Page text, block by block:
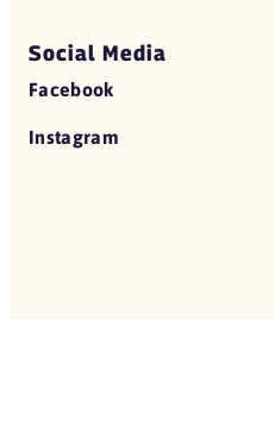
Social Media
Facebook
Instagram